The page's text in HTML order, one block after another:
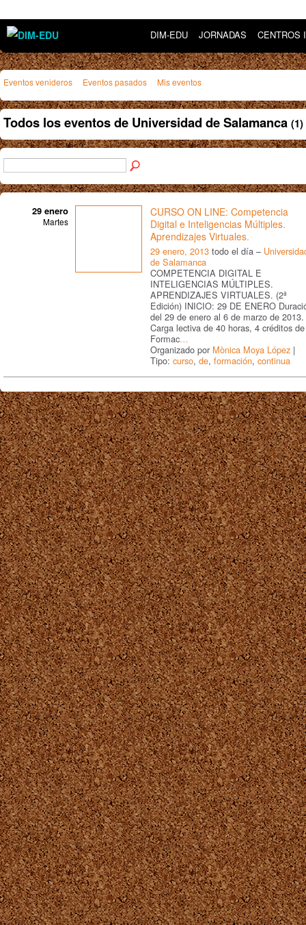
DIM-EDU JORNADAS CENTROS
Eventos venideros Eventos pasados Mis eventos
Todos los eventos de Universidad de Salamanca (1)
29 enero
Martes
CURSO ON LINE: Competencia
Digital e Inteligencias Múltiples.
Aprendizajes Virtuales.
29 enero, 2013 todo el día –
de Salamanca
COMPETENCIA DIGITAL E
INTELIGENCIAS MÚLTIPLES.
APRENDIZAJES VIRTUALES. (2ª
Edición) INICIO: 29 DE ENERO
del 29 de enero al 6 de marzo de 2013.
Carga lectiva de 40 horas, 4 créditos de
Formac…
Organizado por Mònica Moya López |
Tipo: curso, de, formación, continua